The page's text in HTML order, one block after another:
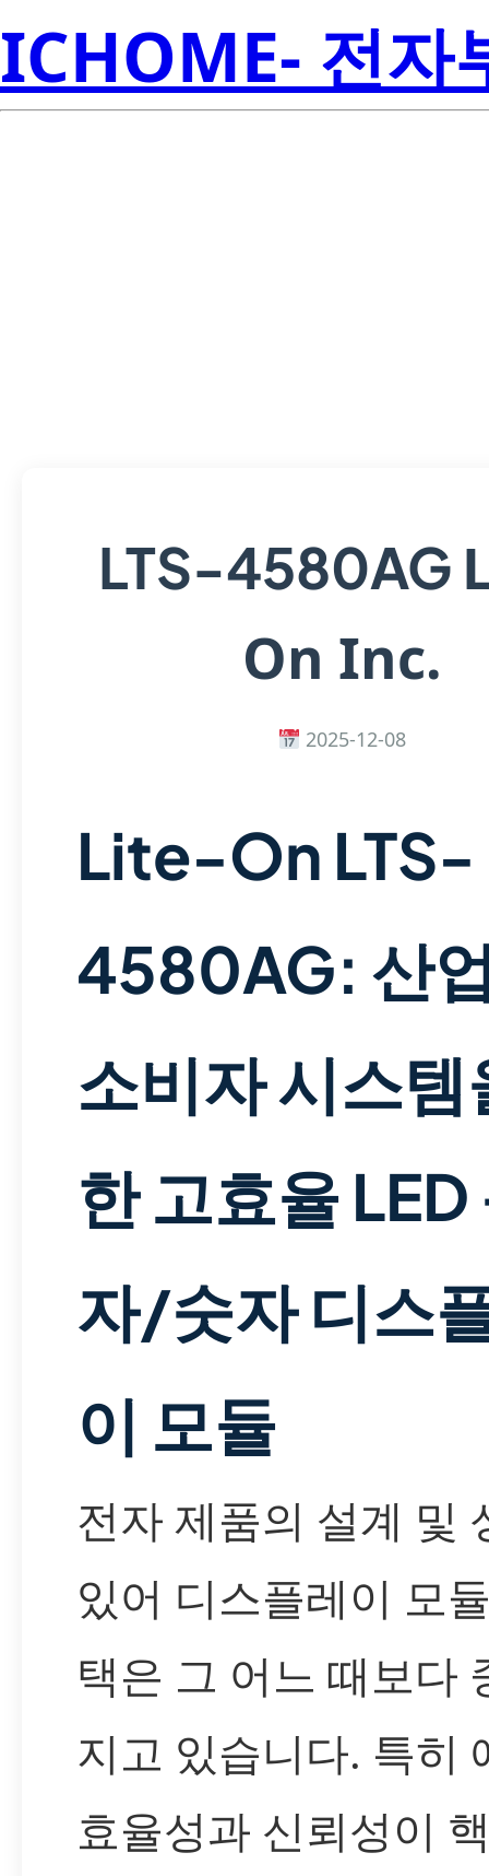
ICHOME- 전자
LTS-4580AG
On Inc.
2025-12-08
Lite-On LTS-
4580AG: 산
소비자 시스템
한 고효율 LED
자/숫자 디스
이 모듈
전자 제품의 설계 및
있어 디스플레이 모
택은 그 어느 때보다
지고 있습니다. 특히
효율성과 신뢰성이